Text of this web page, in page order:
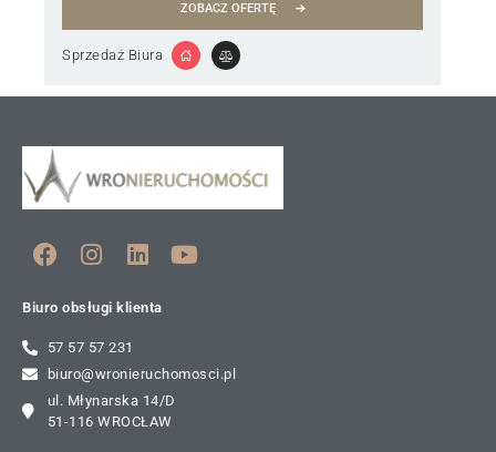
ZOBACZ OFERTĘ
Sprzedaż Biura
Biuro obsługi klienta
57 57 57 231
biuro@wronieruchomosci.pl
ul. Młynarska 14/D
51-116 WROCŁAW